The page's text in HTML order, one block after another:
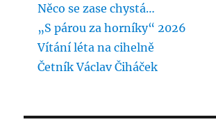
Něco se zase chystá…
„S párou za horníky“ 2026
Vítání léta na cihelně
Četník Václav Čiháček